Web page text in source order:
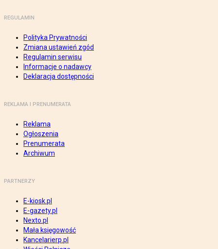
REGULAMIN
Polityka Prywatności
Zmiana ustawień zgód
Regulamin serwisu
Informacje o nadawcy
Deklaracja dostępności
REKLAMA I PRENUMERATA
Reklama
Ogłoszenia
Prenumerata
Archiwum
PARTNERZY
E-kiosk.pl
E-gazety.pl
Nexto.pl
Mała księgowość
Kancelarierp.pl